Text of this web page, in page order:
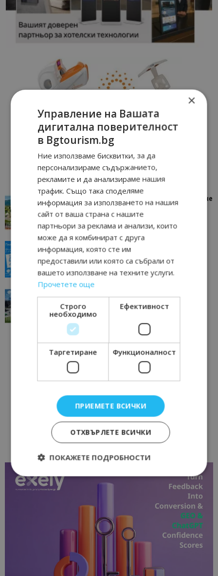
“Пощенска картичка от…”: Петрич – Изживяване
отвъд очакваното
11/07/2026 11:22
всички времена
традициите, културата и вдъхновяващите...
Перник 17/06/2026 09:01
×
Управление на Вашата
дигитална поверителност
в Bgtourism.bg
Ние използваме бисквитки, за да
персонализираме съдържанието,
рекламите и да анализираме нашия
трафик. Също така споделяме
информация за използването на нашия
сайт от ваша страна с нашите
партньори за реклама и анализи, които
може да я комбинират с друга
информация, която сте им
предоставили или която са събрали от
вашето използване на техните услуги.
Прочетете още
Строго
необходимо
Ефективност
Таргетиране Функционалност
ПРИЕМЕТЕ ВСИЧКИ
ОТХВЪРЛЕТЕ ВСИЧКИ
ПОКАЖЕТЕ ПОДРОБНОСТИ
Функционалност
Строго необходимите бисквитки позволяват
основната функционалност на уебсайта, като
потребителско влизане и управление на
акаунта. Уебсайтът не може да се използва
правилно без строго необходими бисквитки.
Доставчик